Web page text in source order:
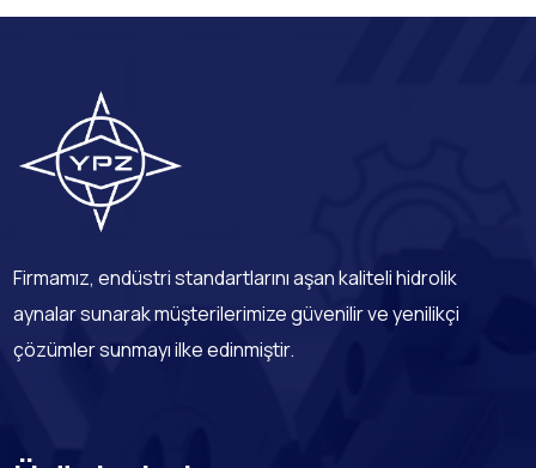
Firmamız, endüstri standartlarını aşan kaliteli hidrolik
aynalar sunarak müşterilerimize güvenilir ve yenilikçi
çözümler sunmayı ilke edinmiştir.